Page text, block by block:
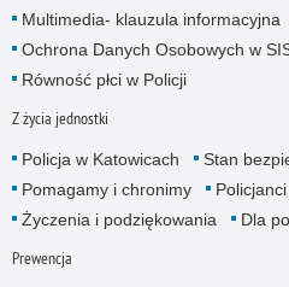
Multimedia- klauzula informacyjna
Ochrona Danych Osobowych w
Równość płci w Policji
Z życia jednostki
Policja w Katowicach Stan
Pomagamy i chronimy
Życzenia i podziękowania
Dla
Prewencja